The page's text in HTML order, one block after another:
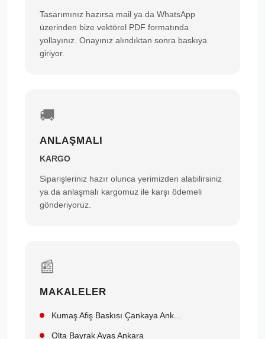
Tasarımınız hazırsa mail ya da WhatsApp
üzerinden bize vektörel PDF formatında
yollayınız. Onayınız alındıktan sonra baskıya
giriyor.
🚚
ANLAŞMALI
KARGO
Siparişleriniz hazır olunca yerimizden alabilirsiniz
ya da anlaşmalı kargomuz ile karşı ödemeli
gönderiyoruz.
📰
MAKALELER
Kumaş Afiş Baskısı Çankaya Ank...
Olta Bayrak Ayaş Ankara